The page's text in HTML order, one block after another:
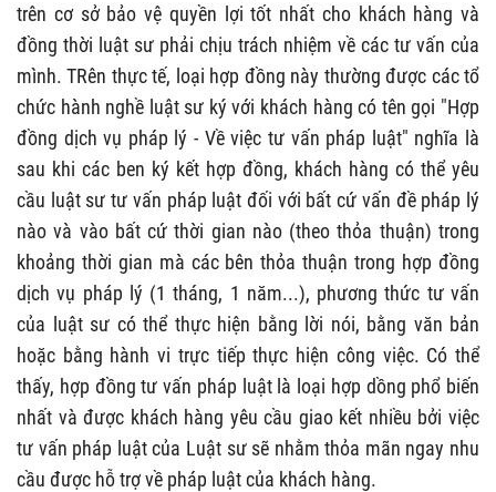
trên cơ sở bảo vệ quyền lợi tốt nhất cho khách hàng và
đồng thời luật sư phải chịu trách nhiệm về các tư vấn của
mình. TRên thực tế, loại hợp đồng này thường được các tổ
chức hành nghề luật sư ký với khách hàng có tên gọi "Hợp
đồng dịch vụ pháp lý - Về việc tư vấn pháp luật" nghĩa là
sau khi các ben ký kết hợp đồng, khách hàng có thể yêu
cầu luật sư tư vấn pháp luật đối với bất cứ vấn đề pháp lý
nào và vào bất cứ thời gian nào (theo thỏa thuận) trong
khoảng thời gian mà các bên thỏa thuận trong hợp đồng
dịch vụ pháp lý (1 tháng, 1 năm...), phương thức tư vấn
của luật sư có thể thực hiện bằng lời nói, bằng văn bản
hoặc bằng hành vi trực tiếp thực hiện công việc. Có thể
thấy, hợp đồng tư vấn pháp luật là loại hợp dồng phổ biến
nhất và được khách hàng yêu cầu giao kết nhiều bởi việc
tư vấn pháp luật của Luật sư sẽ nhằm thỏa mãn ngay nhu
cầu được hỗ trợ về pháp luật của khách hàng.